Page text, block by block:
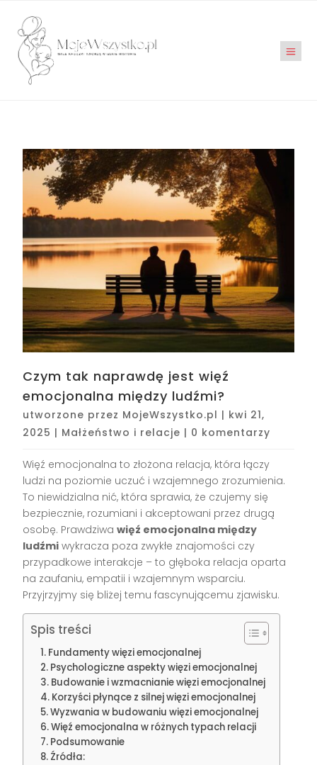
Czym tak naprawdę jest więź
emocjonalna między ludźmi?
utworzone przez MojeWszystko.pl | kwi 21,
2025 | Małżeństwo i relacje | 0 komentarzy
Więź emocjonalna to złożona relacja, która łączy
ludzi na poziomie uczuć i wzajemnego zrozumienia.
To niewidzialna nić, która sprawia, że czujemy się
bezpiecznie, rozumiani i akceptowani przez drugą
osobę. Prawdziwawięź emocjonalna między
ludźmi wykracza poza zwykłe znajomości czy
przypadkowe interakcje – to głęboka relacja oparta
na zaufaniu, empatii i wzajemnym wsparciu.
Przyjrzyjmy się bliżej temu fascynującemu zjawisku.
Spis treści
Fundamenty więzi emocjonalnej
Psychologiczne aspekty więzi emocjonalnej
Budowanie i wzmacnianie więzi emocjonalnej
Korzyści płynące z silnej więzi emocjonalnej
Wyzwania w budowaniu więzi emocjonalnej
Więź emocjonalna w różnych typach relacji
Podsumowanie
Źródła: